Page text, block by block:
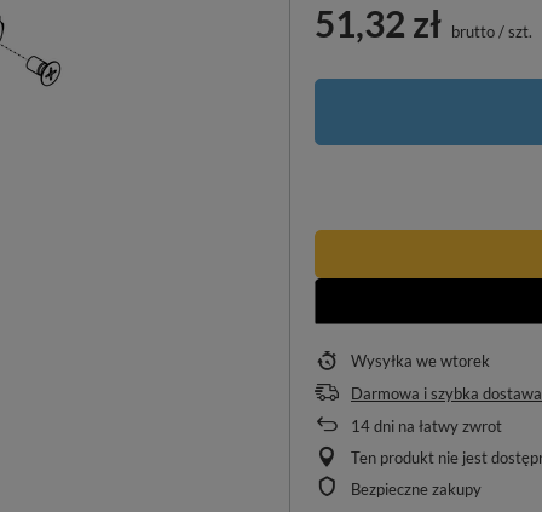
51,32 zł brutto/szt.
Wysyłka we wtorek
Darmowa i szybka dostawa
14dni na łatwy zwrot
Ten produkt nie jest
Bezpieczne zakupy